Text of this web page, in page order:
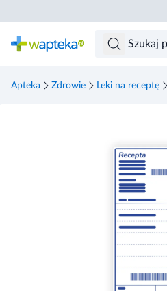
Apteka Zdrowie Leki na receptę